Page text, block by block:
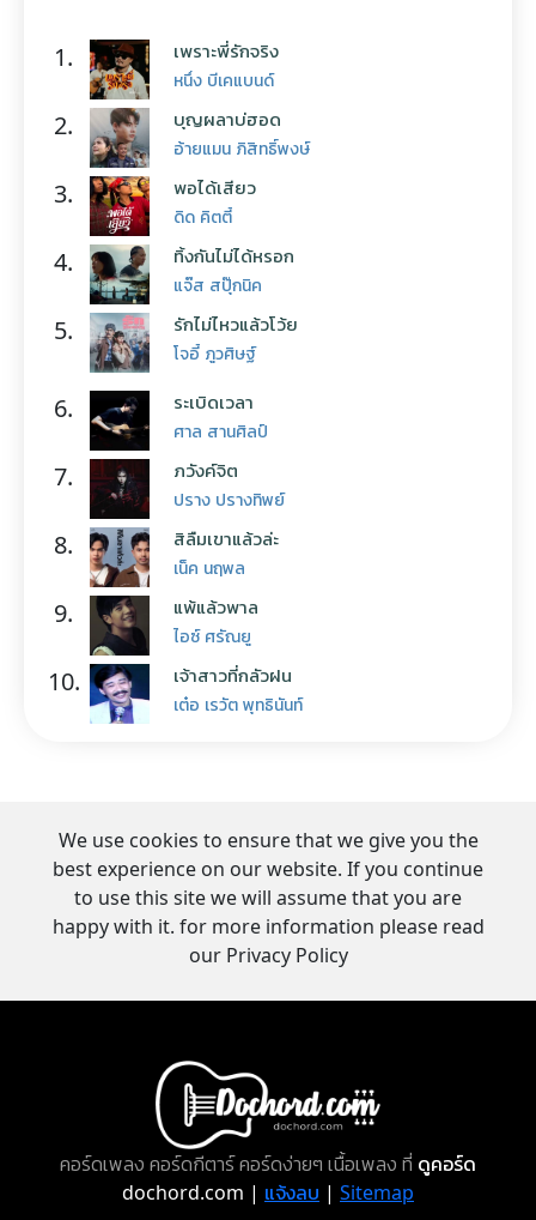
1. เพราะพี่รักจริง
หนึ่ง บีเคแบนด์
2. บุญผลาบ่ฮอด
อ้ายแมน ภิสิทธิ์พงษ์
3. พอได้เสียว
ดิด คิตตี้
4. ทิ้งกันไม่ได้หรอก
แจ๊ส สปุ๊กนิค
5. รักไม่ไหวแล้วโว้ย
โจอี้ ภูวศิษฐ์
6. ระเบิดเวลา
ศาล สานศิลป์
7. ภวังค์จิต
ปราง ปรางทิพย์
8. สิลืมเขาแล้วล่ะ
เน็ค นฤพล
9. แพ้แล้วพาล
ไอซ์ ศรัณยู
10. เจ้าสาวที่กลัวฝน
เต๋อ เรวัต พุทธินันท์
We use cookies to ensure that we give you the
best experience on our website. If you continue
to use this site we will assume that you are
happy with it. for more information please read
our Privacy Policy
คอร์ดเพลง คอร์ดกีตาร์ คอร์ดง่ายๆ เนื้อเพลง ที่ ดูคอร์ด
dochord.com | แจ้งลบ | Sitemap